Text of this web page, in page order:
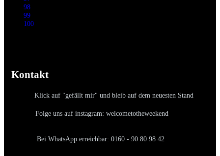
98
99
100
Kontakt
Klick auf "gefällt mir" und bleib auf dem neuesten Stand
Folge uns auf instagram: welcometotheweekend
Bei WhatsApp erreichbar: 0160 - 90 80 98 42